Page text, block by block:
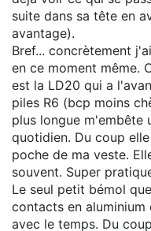
suite dans sa tête en
avantage).
Bref... concrètement
en ce moment même.
est la LD20 qui a
piles R6 (bcp moins
plus longue m'embête
quotidien. Du coup
poche de ma veste.
souvent. Super
Le seul petit bémol
contacts en
avec le temps. Du